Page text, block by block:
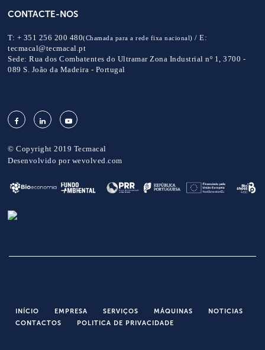
CONTACTE-NOS
T: + 351 256 200 480(Chamada para a rede fixa nacional) /E:
tecmacal@tecmacal.pt
Sede: Rua dos Combatentes do Ultramar Zona Industrial nº 1, 3700 -
089 S. João da Madeira - Portugal
© Copyright 2019 Tecmacal
Desenvolvido por wevolved.com
INÍCIO EMPRESA SERVIÇOS MÁQUINAS
NOTICIAS
CONTACTOS
POLITICA DE PRIVACIDADE